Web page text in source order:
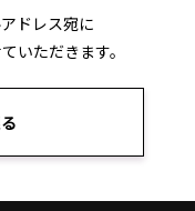
ドレス宛に
いただきます。